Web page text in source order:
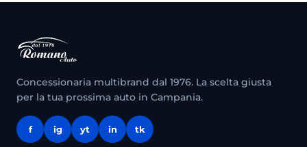
Concessionaria multibrand dal 1976. La scelta giusta
per la tua prossima auto in Campania.
f ig yt in tk